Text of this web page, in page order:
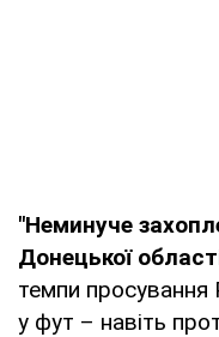
"Неминуче
Донецької
темпи просування
у фут – навіть